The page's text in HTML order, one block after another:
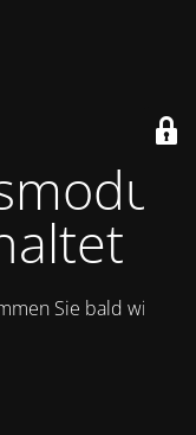
Sie bald wieder.